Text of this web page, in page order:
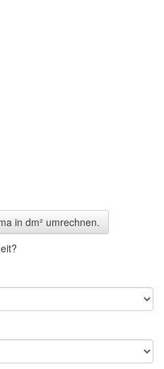
in dm² umrechnen.